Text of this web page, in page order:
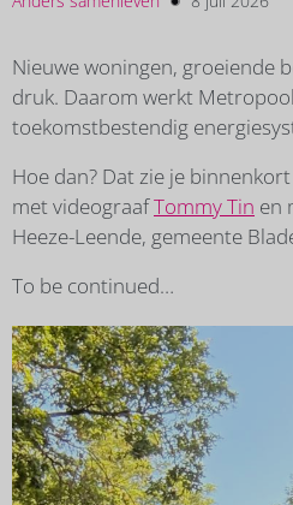
Nieuwe woningen, groeiende
druk. Daarom werkt
toekomstbestendig
Hoe dan? Dat zie je
met videograafTommy Tin en
Heeze-Leende, gemeente
To be continued…